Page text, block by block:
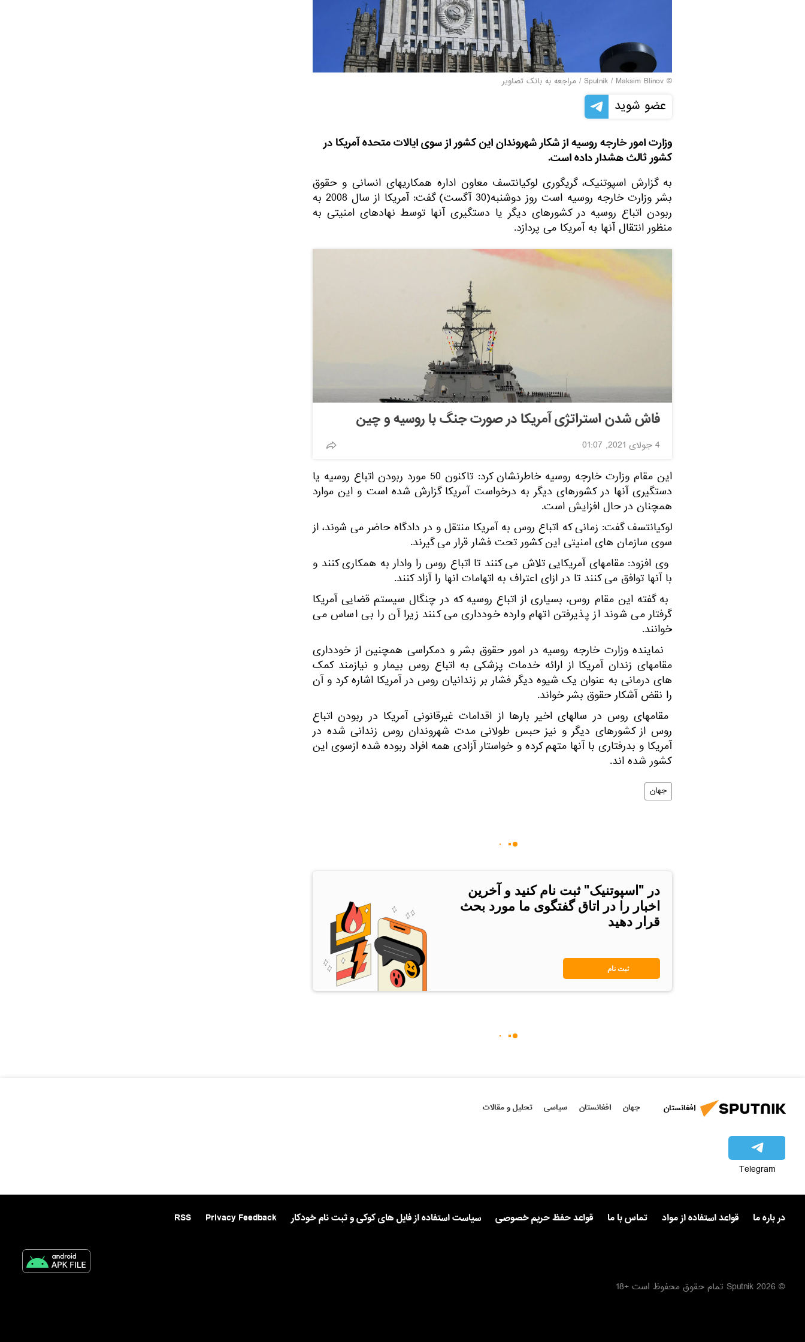
© Sputnik / Maksim Blinov
/ مراجعه به بانک تصاویر
عضو شوید
وزارت امور خارجه روسیه از شکار شهروندان این کشور از سوی ایالات متحده آمریکا در
کشور ثالث هشدار داده است.
به گزارش اسپوتنیک، گریگوری لوکیانتسف معاون اداره همکاریهای انسانی و حقوق
بشر وزارت خارجه روسیه است روز دوشنبه(30 آگست) گفت: آمریکا از سال 2008 به
ربودن اتباع روسیه در کشورهای دیگر یا دستگیری آنها توسط نهادهای امنیتی به
منظور انتقال آنها به آمریکا می پردازد.
فاش شدن استراتژی آمریکا در صورت جنگ با روسیه و چین
4 جولای 2021, 01:07
این مقام وزارت خارجه روسیه خاطرنشان کرد: تاکنون 50 مورد ربودن اتباع روسیه یا
دستگیری آنها در کشورهای دیگر به درخواست آمریکا گزارش شده است و این موارد
همچنان در حال افزایش است.
لوکیانتسف گفت: زمانی که اتباع روس به آمریکا منتقل و در دادگاه حاضر می شوند، از
سوی سازمان های امنیتی این کشور تحت فشار قرار می گیرند.
وی افزود: مقامهای آمریکایی تلاش می کنند تا اتباع روس را وادار به همکاری کنند و
با آنها توافق می کنند تا در ازای اعتراف به اتهامات انها را آزاد کنند.
به گفته این مقام روس، بسیاری از اتباع روسیه که در چنگال سیستم قضایی آمریکا
گرفتار می شوند از پذیرفتن اتهام وارده خودداری می کنند زیرا آن را بی اساس می
خوانند.
نماینده وزارت خارجه روسیه در امور حقوق بشر و دمکراسی همچنین از خودداری
مقامهای زندان آمریکا از ارائه خدمات پزشکی به اتباع روس بیمار و نیازمند کمک
های درمانی به عنوان یک شیوه دیگر فشار بر زندانیان روس در آمریکا اشاره کرد و آن
را نقض آشکار حقوق بشر خواند.
مقامهای روس در سالهای اخیر بارها از اقدامات غیرقانونی آمریکا در ربودن اتباع
روس از کشورهای دیگر و نیز حبس طولانی مدت شهروندان روس زندانی شده در
آمریکا و بدرفتاری با آنها متهم کرده و خواستار آزادی همه افراد ربوده شده ازسوی این
کشور شده اند.
جهان
در "اسپوتنیک" ثبت نام کنید و آخرین
اخبار را در اتاق گفتگوی ما مورد بحث
قرار دهید
ثبت نام
افغانستان جهان افغانستان سیاسی تحلیل و مقالات
Telegram
در باره ما قواعد استفاده از مواد تماس با ما قواعد حفظ حریم خصوصی سیاست استفاده از فایل های کوکی و ثبت نام خودکار Privacy Feedback
RSS
© 2026 Sputnik تمام حقوق محفوظ است +18